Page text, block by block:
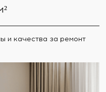
и качества за ремонт